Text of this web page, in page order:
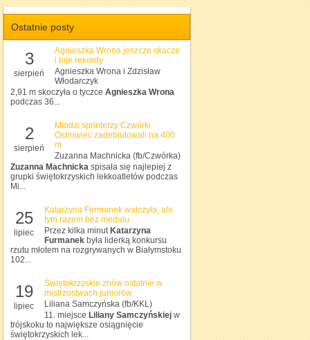
Ostatnie posty
3
sierpień
Agnieszka Wrona jeszcze skacze
i bije rekordy
Agnieszka Wrona i Zdzisław
Włodarczyk
2,91 m skoczyła o tyczce Agnieszka Wrona
podczas 36...
2
sierpień
Młodzi sprinterzy Czwórki
Ostrowiec zadebiutowali na 400
m
Zuzanna Machnicka (fb/Czwórka)
Zuzanna Machnicka spisała się najlepiej z
grupki świętokrzyskich lekkoatletów podczas
Mi...
25
lipiec
Katarzyna Furmanek walczyła, ale
tym razem bez medalu
Przez kilka minut Katarzyna
Furmanek była liderką konkursu
rzutu młotem na rozgrywanych w Białymstoku
102...
19
lipiec
Świętokrzyskie znów ostatnie w
mistrzostwach juniorów
Liliana Samczyńska (fb/KKL)
11. miejsce Liliany Samczyńskiej w
trójskoku to największe osiągnięcie
świętokrzyskich lek...